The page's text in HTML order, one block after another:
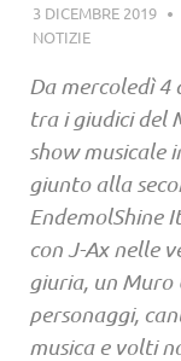
3 DICEMBRE 2019
NOTIZIE
Da mercoledì 4
tra i giudici del
show musicale
giunto alla
EndemolShine
con J-Ax nelle
giuria, un Muro
personaggi,
musica e volti